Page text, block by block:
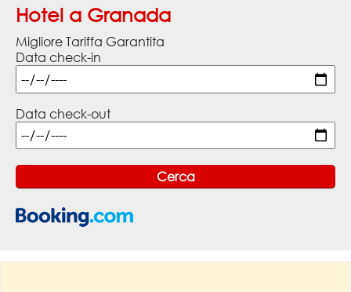
Hotel a Granada
Migliore Tariffa Garantita
Data check-in
Data check-out